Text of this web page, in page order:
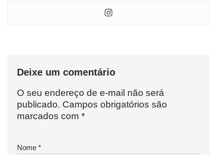
Deixe um comentário
O seu endereço de e-mail não será
publicado. Campos obrigatórios são
marcados com *
Nome *